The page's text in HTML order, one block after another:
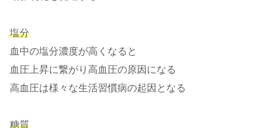
塩分
血中の塩分濃度が高くなると
血圧上昇に繋がり高血圧の原因になる
高血圧は様々な生活習慣病の起因となる
糖質